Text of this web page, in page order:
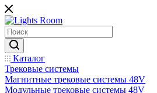
Каталог
Трековые системы
Магнитные трековые системы 48V
Модульные трековые системы 48V